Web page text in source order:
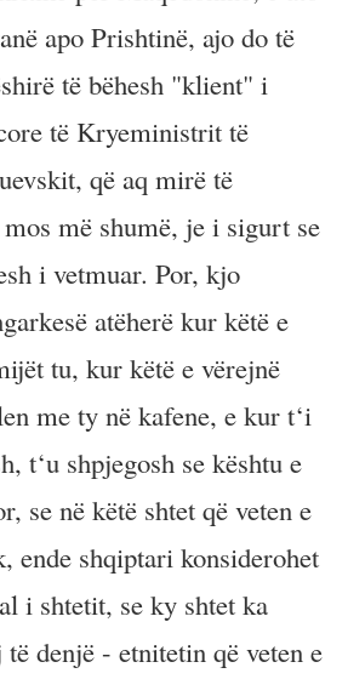
apo Prishtinë, ajo do të
të bëhesh "klient" i
të Kryeministrit të
që aq mirë të
më shumë, je i sigurt se
i vetmuar. Por, kjo
atëherë kur këtë e
tu, kur këtë e vërejnë
me ty në kafene, e kur t‘i
t‘u shpjegosh se kështu e
se në këtë shtet që veten e
ende shqiptari konsiderohet
i shtetit, se ky shtet ka
denjë - etnitetin që veten e